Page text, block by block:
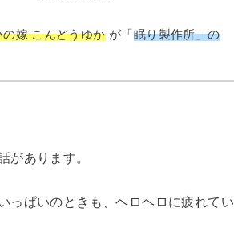
の嫁 こんどうゆかが「眠り製作所」の
があります。
っぱいのときも、ヘロヘロに疲れてい